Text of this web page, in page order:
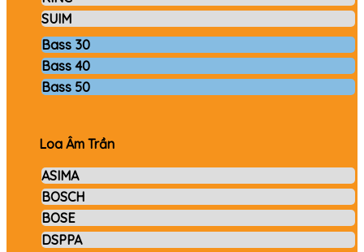
SUIM
Bass 30
Bass 40
Bass 50
Loa Âm Trần
ASIMA
BOSCH
BOSE
DSPPA